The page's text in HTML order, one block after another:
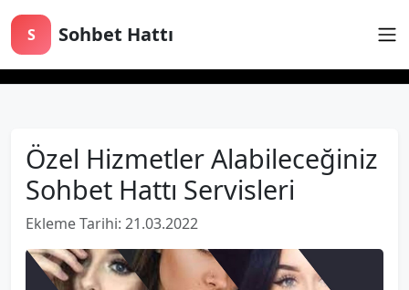
S Sohbet Hattı
Özel Hizmetler Alabileceğiniz
Sohbet Hattı Servisleri
Ekleme Tarihi: 21.03.2022